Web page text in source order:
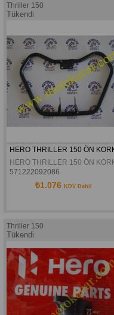
Thriller 150
Tükendi
571222092086
₺1.076 KDV Dahil
Thriller 150
Tükendi